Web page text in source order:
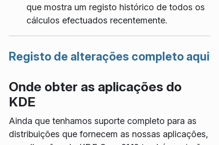
que mostra um registo histórico de todos os
cálculos efectuados recentemente.
Registo de alterações completo aqui
Onde obter as aplicações do
KDE
Ainda que tenhamos suporte completo para as
distribuições que fornecem as nossas aplicações,